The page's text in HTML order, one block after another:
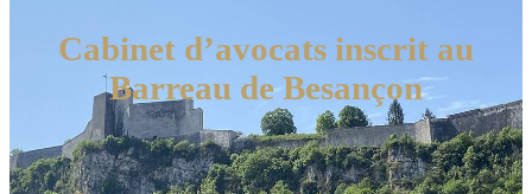
Cabinet d’avocats inscrit au
Barreau de Besançon